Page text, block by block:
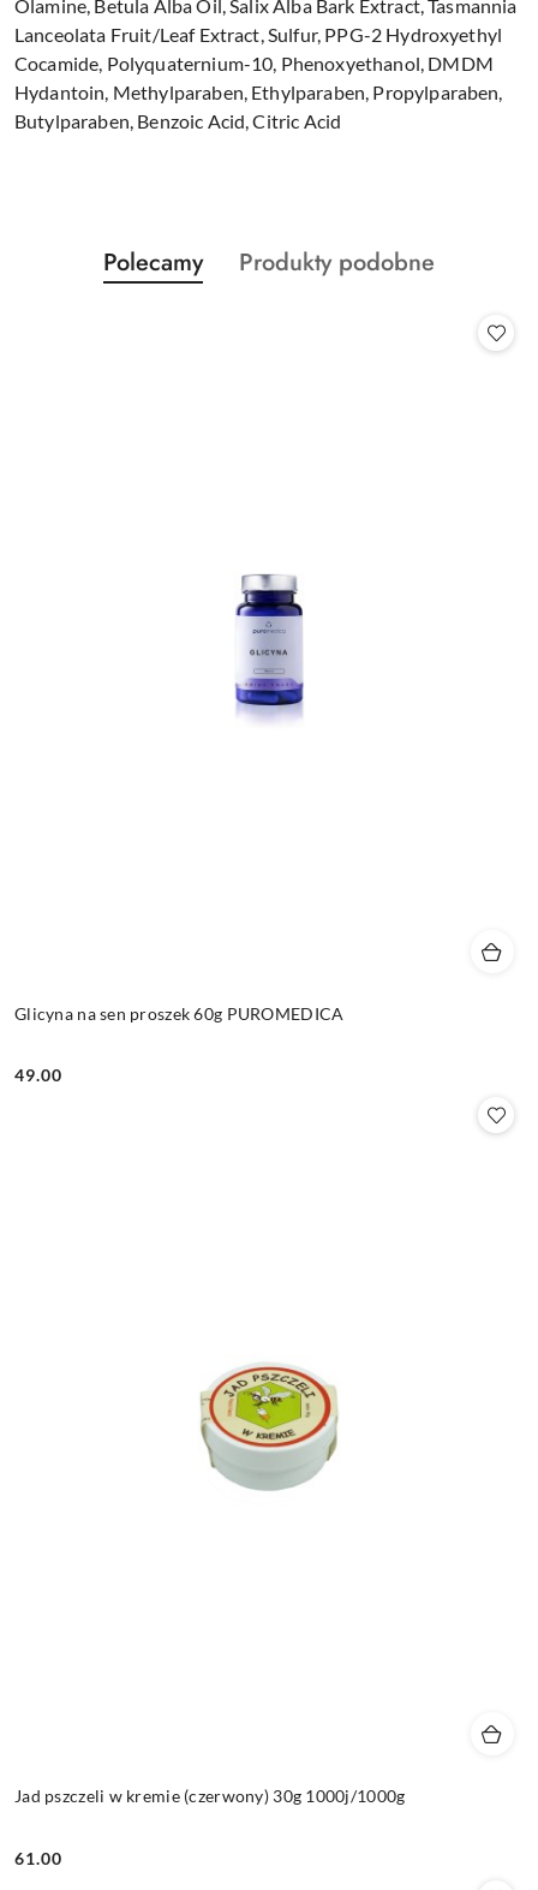
Olamine, Betula Alba Oil, Salix Alba Bark Extract, Tasmannia
Lanceolata Fruit/Leaf Extract, Sulfur, PPG-2 Hydroxyethyl
Cocamide, Polyquaternium-10, Phenoxyethanol, DMDM
Hydantoin, Methylparaben, Ethylparaben, Propylparaben,
Butylparaben, Benzoic Acid, Citric Acid
Pomiń karuzelę produktów
Produkty
o
Polecamy
Produkty
Produkty podobne
Glicyna na sen proszek 60g PUROMEDICA
Cena:
49.00
Jad pszczeli w kremie (czerwony) 30g 1000j/1000g
Cena:
61.00